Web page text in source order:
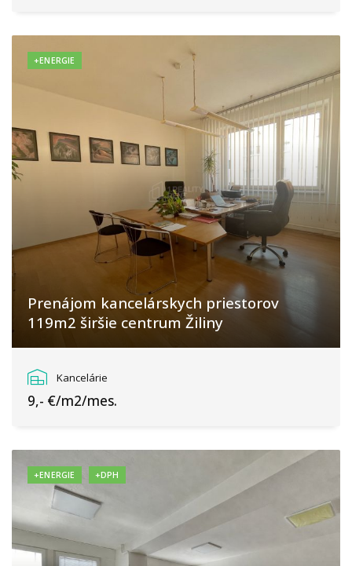
+ENERGIE
Prenájom kancelárskych priestorov
119m2 širšie centrum Žiliny
Kancelárie
9,- €/m2/mes.
+ENERGIE +DPH